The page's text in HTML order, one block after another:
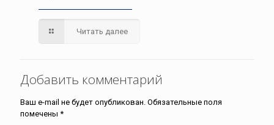
Читать далее
Добавить комментарий
Ваш e-mail не будет опубликован. Обязательные поля
помечены *